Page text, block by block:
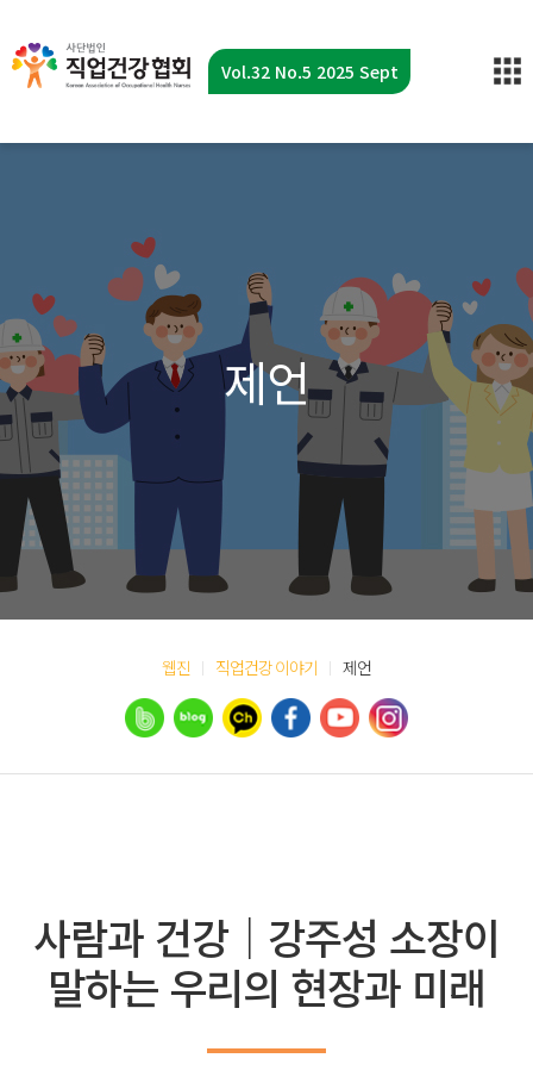
Vol.32 No.5 2025 Sept
제언
웹진 직업건강 이야기 제언
사람과 건강｜강주성 소장이
말하는 우리의 현장과 미래